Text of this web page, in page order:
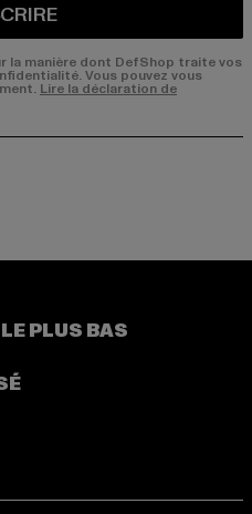
la manière dont DefShop traite vos
Vous pouvez vous
Lire la déclaration de
channel:
PLUS BAS